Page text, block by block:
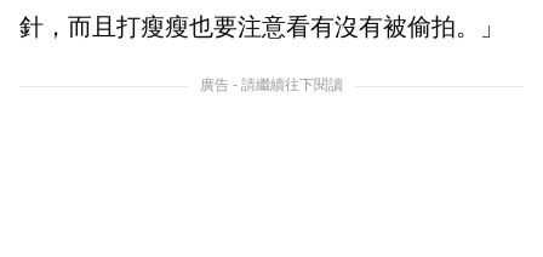
針，而且打瘦瘦也要注意看有沒有被偷拍。」
廣告 - 請繼續往下閱讀